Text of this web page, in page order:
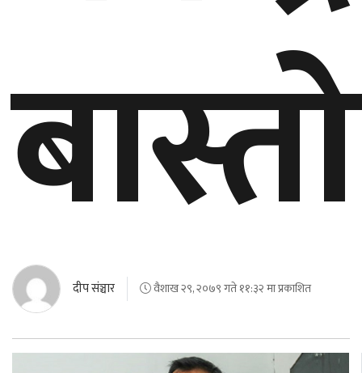
दीप संञ्चार वैशाख २९, २०७९ गते ११:३२ मा प्रकाशित